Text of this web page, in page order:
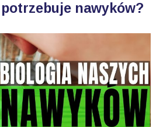
nawyków?